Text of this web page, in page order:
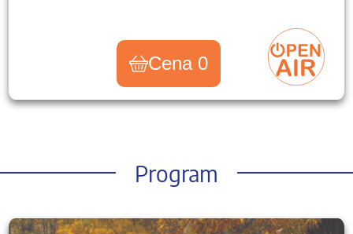
Cena 0
Program